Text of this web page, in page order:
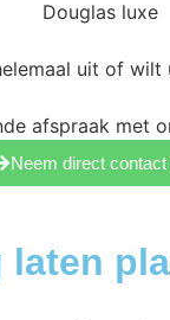
uit of wilt
afspraak met
Neem direct contact